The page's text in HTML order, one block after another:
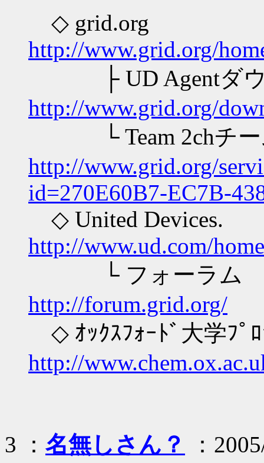
◇
http://www.grid.org/
├ UD Agent
http://www.grid.org/
└ Team 2chチ
http://www.grid.org/
id=270E60B7-EC7B-
◇ United
http://www.ud.com/
└ フォ
http://forum.grid.org/
◇ ｵｯｸｽﾌｫｰﾄﾞ大学ﾌ
http://
3 ： 名無しさん？
：